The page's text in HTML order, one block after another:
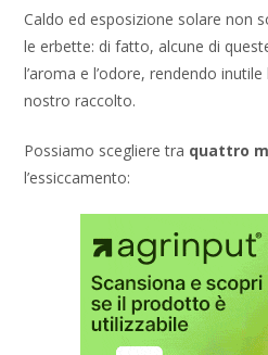
Caldo ed esposizione solare non
le erbette: di fatto, alcune di
l’aroma e l’odore, rendendo
nostro raccolto.
Possiamo scegliere tra quattro
l’essiccamento: